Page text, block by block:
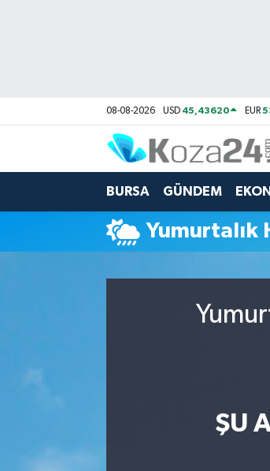
08-08-2026 USD 45,43620 EUR
BURSA GÜNDEM
Yumurtalık
ŞU
Bursa Namaz Vakitleri
Bursa Trafik Yoğunluk Haritası
Süper Lig Puan Durumu ve Fikstür